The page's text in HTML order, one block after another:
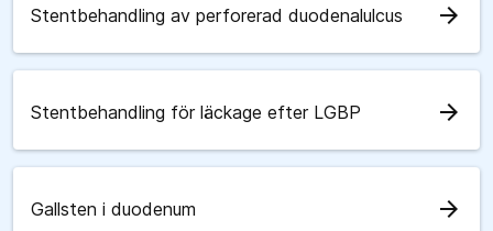
Stentbehandling av perforerad duodenalulcus arrow_forward
Stentbehandling för läckage efter LGBP arrow_forward
Gallsten i duodenum arrow_forward